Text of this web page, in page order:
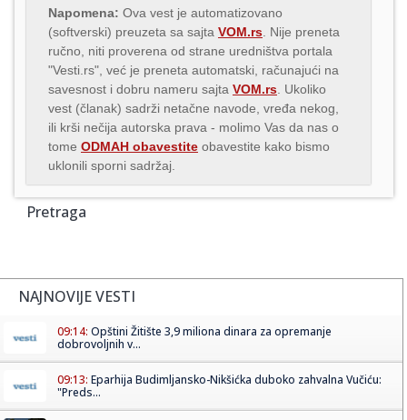
Napomena: Ova vest je automatizovano
(softverski) preuzeta sa sajta VOM.rs . Nije preneta
ručno, niti proverena od strane uredništva portala
"Vesti.rs", već je preneta automatski, računajući na
savesnost i dobru nameru sajta VOM.rs . Ukoliko
vest (članak) sadrži netačne navode, vređa nekog,
ili krši nečija autorska prava - molimo Vas da nas o
tome ODMAH obavestite obavestite kako bismo
uklonili sporni sadržaj.
Pretraga
NAJNOVIJE VESTI
09:14: Opštini Žitište 3,9 miliona dinara za opremanje
dobrovoljnih v...
09:13: Eparhija Budimljansko-Nikšićka duboko zahvalna Vučiću:
"Preds...